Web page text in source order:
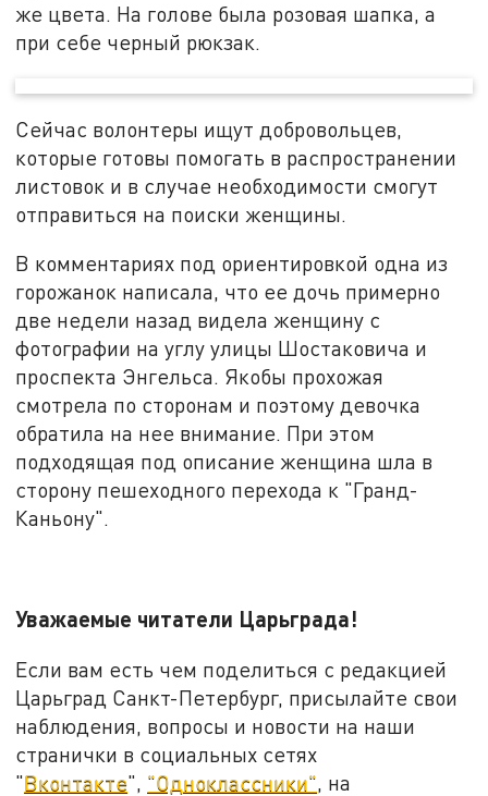
же цвета. На голове была розовая шапка, а
при себе черный рюкзак.
Сейчас волонтеры ищут добровольцев,
которые готовы помогать в распространении
листовок и в случае необходимости смогут
отправиться на поиски женщины.
В комментариях под ориентировкой одна из
горожанок написала, что ее дочь примерно
две недели назад видела женщину с
фотографии на углу улицы Шостаковича и
проспекта Энгельса. Якобы прохожая
смотрела по сторонам и поэтому девочка
обратила на нее внимание. При этом
подходящая под описание женщина шла в
сторону пешеходного перехода к "Гранд-
Каньону".
Уважаемые читатели Царьграда!
Если вам есть чем поделиться с редакцией
Царьград Санкт-Петербург, присылайте свои
наблюдения, вопросы и новости на наши
странички в социальных сетях
"Вконтакте", "Одноклассники" , на